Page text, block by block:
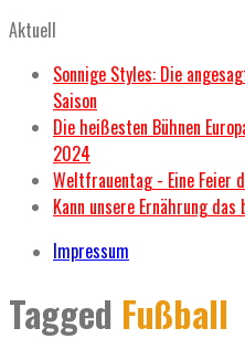
Aktuell
Sonnige Styles: Die
Saison
Die heißesten Bühnen
2024
Weltfrauentag - Eine Feier
Kann unsere Ernährung
Impressum
Tagged Fußball